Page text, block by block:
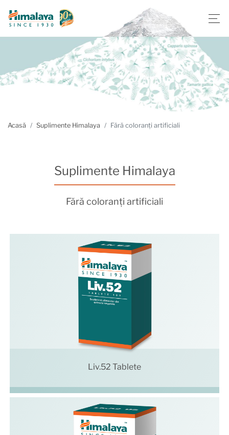
Acasă Suplimente Himalaya Fără coloranți artificiali
Suplimente Himalaya
Fără coloranți artificiali
Liv.52 Tablete